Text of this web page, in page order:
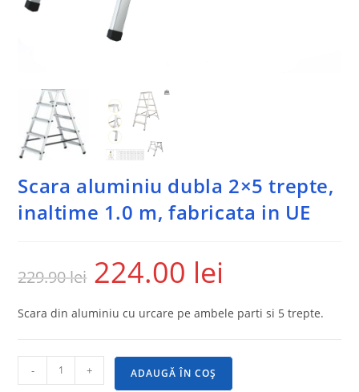
Scara aluminiu dubla 2×5 trepte,
inaltime 1.0 m, fabricata in UE
229.90lei 224.00 lei
Scara din aluminiu cu urcare pe ambele parti si 5 trepte.
- + ADAUGĂ ÎN COȘ